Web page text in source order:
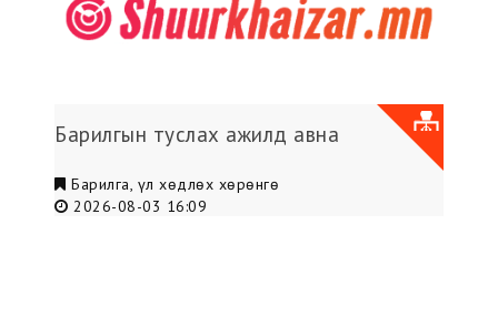
Барилгын туслах ажилд авна
Барилга, үл хөдлөх хөрөнгө
2026-08-03 16:09